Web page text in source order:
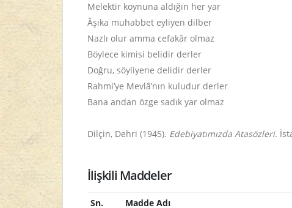
Melektir koynuna aldığın her yar
Âşıka muhabbet eyliyen dilber
Nazlı olur amma cefakâr olmaz
Böylece kimisi belidir derler
Doğru, söyliyene delidir derler
Rahmi’ye Mevlâ’nın kuludur derler
Bana andan özge sadık yar olmaz
Dilçin, Dehri (1945). Edebiyatımızda Atasözleri.
İlişkili Maddeler
Sn. Madde Adı